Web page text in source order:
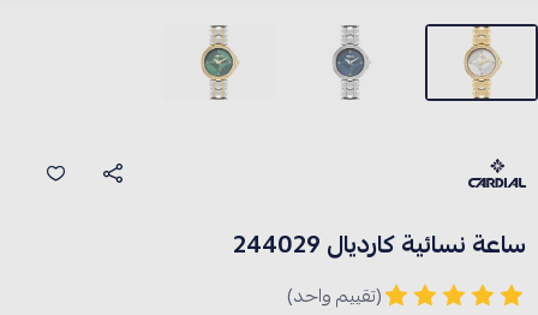
ساعة نسائية كارديال 244029
(تقييم واحد)